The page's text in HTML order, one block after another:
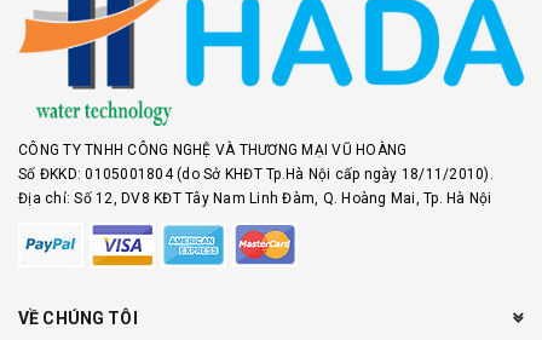
CÔNG TY TNHH CÔNG NGHỆ VÀ THƯƠNG MẠI VŨ HOÀNG
Số ĐKKD: 0105001804 (do Sở KHĐT Tp.Hà Nội cấp ngày 18/11/2010).
Địa chỉ: Số 12, DV8 KĐT Tây Nam Linh Đàm, Q. Hoàng Mai, Tp. Hà Nội
VỀ CHÚNG TÔI